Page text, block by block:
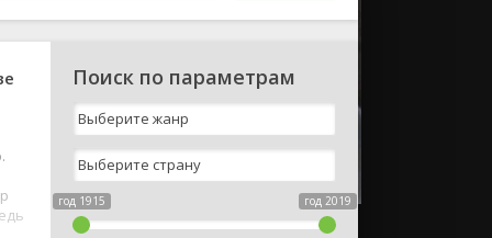
Поиск по параметрам
год 1915 год 2019